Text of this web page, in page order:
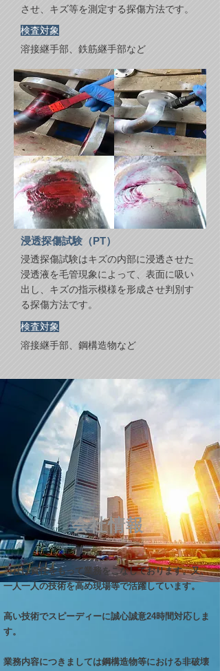
させ、キズ等を測定する探傷方法です。
​検査対象
溶接継手部、鉄筋継手部など
浸透探傷試験（PT）
​浸透探傷試験はキズの内部に浸透させた
浸透液を毛管現象によって、表面に吸い
出し、キズの指示模様を形成させ判別す
る探傷方法です。
​検査対象
溶接継手部、鋼構造物など
会社情報
当社は責任をもって業務をこなしております。又、
一人一人の技術を高め​現場等で活躍しています。
高い技術でスピーディーに誠心誠意24時間対応しま
す。
業務内容につきましては鋼構造物等における非破壊